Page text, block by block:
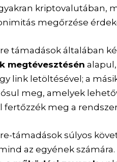
kriptovalutában,
megőrzése
támadások általában
megtévesztésén
link letöltésével; a
meg, amelyek
fertőzzék meg a
támadások súlyos
az egyének